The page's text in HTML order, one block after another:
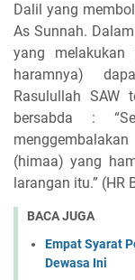
Dalil yang
As Sunnah.
yang
haramnya)
Rasulullah SAW
bersabda :
(himaa) yang
larangan itu.” (HR
BACA JUGA
Empat Syarat
Dewasa Ini